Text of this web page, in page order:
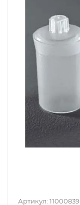
Артикул: 11000839